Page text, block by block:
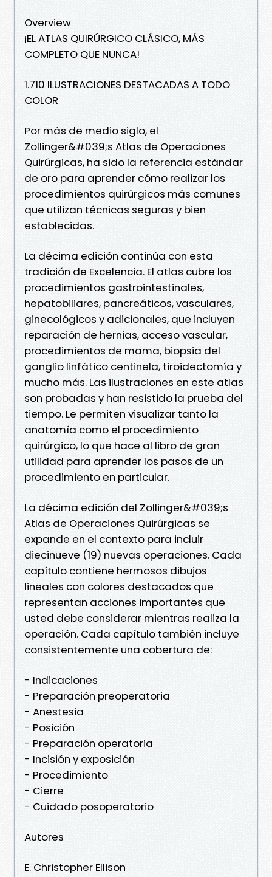
Overview
¡EL ATLAS QUIRÚRGICO CLÁSICO, MÁS
COMPLETO QUE NUNCA!
1.710 ILUSTRACIONES DESTACADAS A TODO
COLOR
Por más de medio siglo, el
Zollinger&#039;s Atlas de Operaciones
Quirúrgicas, ha sido la referencia estándar
de oro para aprender cómo realizar los
procedimientos quirúrgicos más comunes
que utilizan técnicas seguras y bien
establecidas.
La décima edición continúa con esta
tradición de Excelencia. El atlas cubre los
procedimientos gastrointestinales,
hepatobiliares, pancreáticos, vasculares,
ginecológicos y adicionales, que incluyen
reparación de hernias, acceso vascular,
procedimientos de mama, biopsia del
ganglio linfático centinela, tiroidectomía y
mucho más. Las ilustraciones en este atlas
son probadas y han resistido la prueba del
tiempo. Le permiten visualizar tanto la
anatomía como el procedimiento
quirúrgico, lo que hace al libro de gran
utilidad para aprender los pasos de un
procedimiento en particular.
La décima edición del Zollinger&#039;s
Atlas de Operaciones Quirúrgicas se
expande en el contexto para incluir
diecinueve (19) nuevas operaciones. Cada
capítulo contiene hermosos dibujos
lineales con colores destacados que
representan acciones importantes que
usted debe considerar mientras realiza la
operación. Cada capítulo también incluye
consistentemente una cobertura de:
- Indicaciones
- Preparación preoperatoria
- Anestesia
- Posición
- Preparación operatoria
- Incisión y exposición
- Procedimiento
- Cierre
- Cuidado posoperatorio
Autores
E. Christopher Ellison